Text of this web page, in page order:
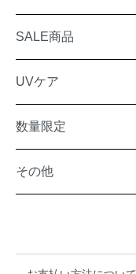
SALE商品
UVケア
数量限定
その他